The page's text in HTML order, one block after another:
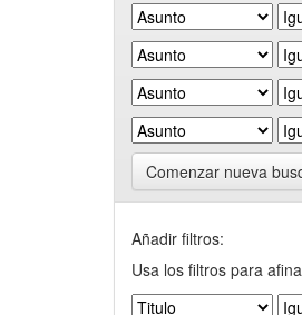
Comenzar nueva
Añadir filtros:
Usa los filtros para